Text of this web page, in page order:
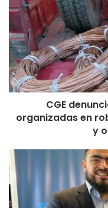
E
d
e
n
u
n
c
s
e
n
c
CGE
organizadas en
y
M
á
s
d
e